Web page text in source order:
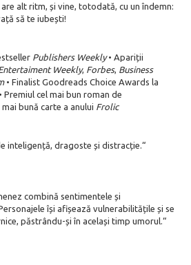
alt ritm, și vine, totodată, cu un îndemn:
să te iubești!
Publishers Weekly• Apariții
Weekly, Forbes, Business
• Finalist Goodreads Choice Awards la
Premiul cel mai bun roman de
mai bună carte a anului Frolic
inteligență, dragoste și distracție.“
combină sentimentele și
își afișează vulnerabilitățile și se
păstrându-și în același timp umorul.“